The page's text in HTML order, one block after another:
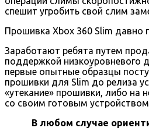
спешит угробить свой слим
Прошивка Xbox 360 Slim давно
Заработают ребята путем
поддержкой низкоуровневого
первые опытные образцы
прошивки для Slim до релиза
«утекание» прошивки, либо на
со своим готовым
В любом случае